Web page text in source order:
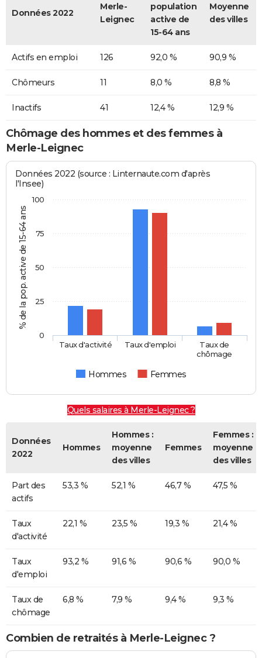
Données 2022
Merle-
Leignec
population
active de
15-64 ans
Moyenne
des villes
Actifs en emploi 126 92,0 % 90,9 %
Chômeurs 11 8,0 % 8,8 %
Inactifs 41 12,4 % 12,9 %
Chômage des hommes et des femmes à
Merle-Leignec
% de la pop. active de 15-64 ans
Données 2022 (source : Linternaute.com d'après
l'Insee)
Hommes Femmes
Taux d'activité Taux d'emploi
Taux de
chômage
0
25
50
75
100
Quels salaires à Merle-Leignec ?
Données
2022
Hommes
Hommes :
moyenne
des villes
Femmes
Femmes :
moyenne
des villes
Part des
actifs
53,3 % 52,1 % 46,7 % 47,5 %
Taux
d'activité
22,1 % 23,5 % 19,3 % 21,4 %
Taux
d'emploi
93,2 % 91,6 % 90,6 % 90,0 %
Taux de
chômage
6,8 % 7,9 % 9,4 % 9,3 %
Combien de retraités à Merle-Leignec ?